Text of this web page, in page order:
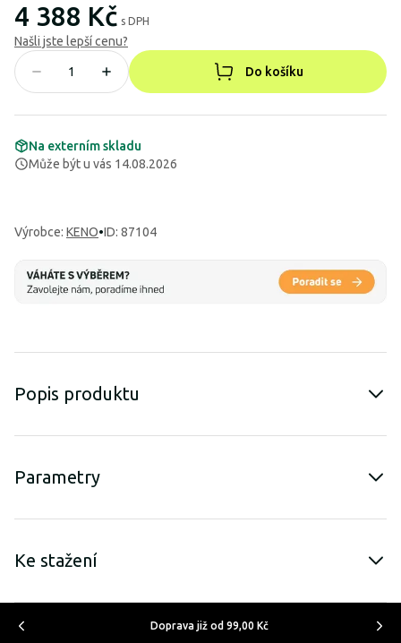
4 388 Kč s DPH
Našli jste lepší cenu?
Do košíku
Na externím skladu
Může být u vás 14.08.2026
Výrobce: KENO•ID: 87104
Popis produktu
Parametry
Ke stažení
Doprava již od 99,00 Kč